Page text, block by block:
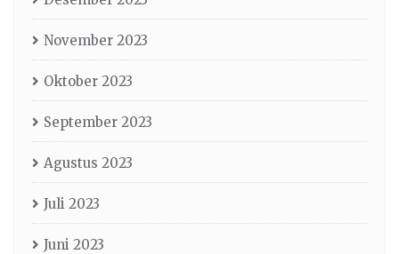
November 2023
Oktober 2023
September 2023
Agustus 2023
Juli 2023
Juni 2023